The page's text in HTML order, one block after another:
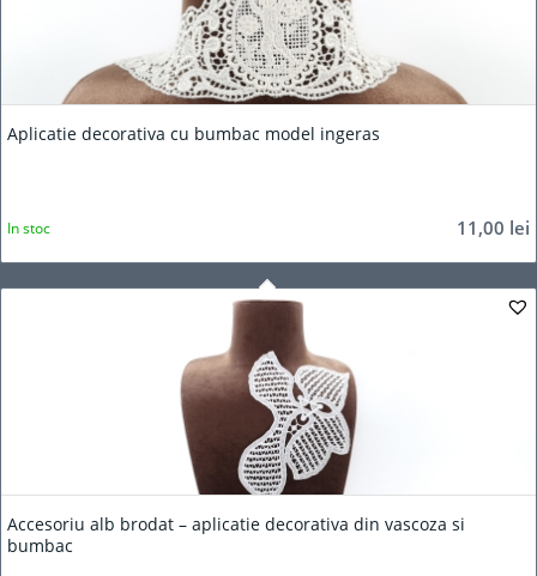
Aplicatie decorativa cu bumbac model ingeras
11,00 lei
In stoc
Accesoriu alb brodat – aplicatie decorativa din vascoza si
bumbac